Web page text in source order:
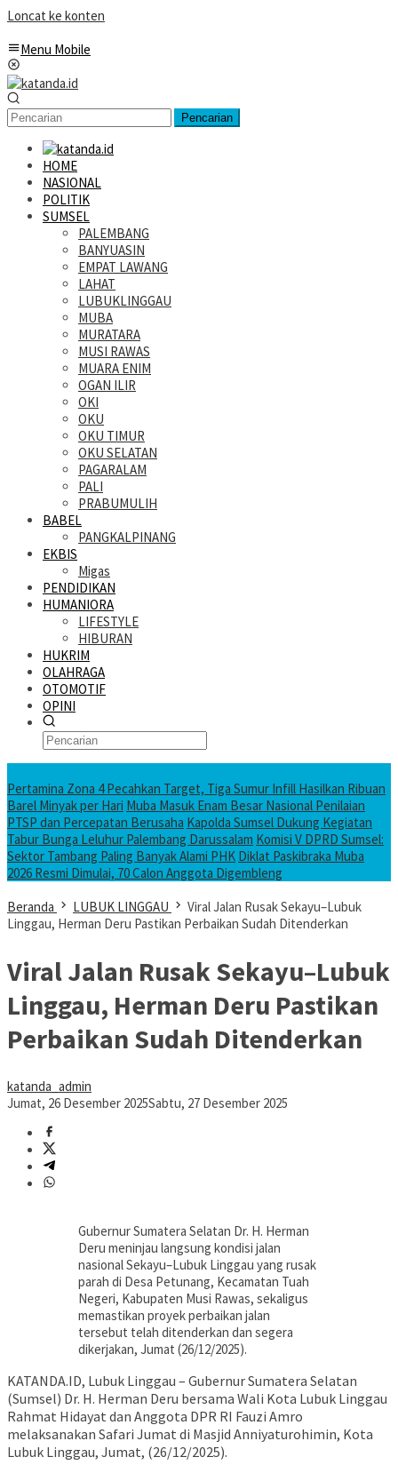
Loncat ke konten
Menu Mobile
Pencarian
HOME
NASIONAL
POLITIK
SUMSEL
PALEMBANG
BANYUASIN
EMPAT LAWANG
LAHAT
LUBUKLINGGAU
MUBA
MURATARA
MUSI RAWAS
MUARA ENIM
OGAN ILIR
OKI
OKU
OKU TIMUR
OKU SELATAN
PAGARALAM
PALI
PRABUMULIH
BABEL
PANGKALPINANG
EKBIS
Migas
PENDIDIKAN
HUMANIORA
LIFESTYLE
HIBURAN
HUKRIM
OLAHRAGA
OTOMOTIF
OPINI
Pertamina Zona 4 Pecahkan Target, Tiga Sumur Infill Hasilkan Ribuan
Barel Minyak per Hari Muba Masuk Enam Besar Nasional Penilaian
PTSP dan Percepatan Berusaha Kapolda Sumsel Dukung Kegiatan
Tabur Bunga Leluhur Palembang Darussalam Komisi V DPRD Sumsel:
Sektor Tambang Paling Banyak Alami PHK Diklat Paskibraka Muba
2026 Resmi Dimulai, 70 Calon Anggota Digembleng
Beranda
LUBUK LINGGAU
Viral Jalan Rusak Sekayu–Lubuk
Linggau, Herman Deru Pastikan Perbaikan Sudah Ditenderkan
Viral Jalan Rusak Sekayu–Lubuk
Linggau, Herman Deru Pastikan
Perbaikan Sudah Ditenderkan
katanda_admin
Jumat, 26 Desember 2025Sabtu, 27 Desember 2025
Gubernur Sumatera Selatan Dr. H. Herman
Deru meninjau langsung kondisi jalan
nasional Sekayu–Lubuk Linggau yang rusak
parah di Desa Petunang, Kecamatan Tuah
Negeri, Kabupaten Musi Rawas, sekaligus
memastikan proyek perbaikan jalan
tersebut telah ditenderkan dan segera
dikerjakan, Jumat (26/12/2025).
KATANDA.ID, Lubuk Linggau – Gubernur Sumatera Selatan
(Sumsel) Dr. H. Herman Deru bersama Wali Kota Lubuk Linggau
Rahmat Hidayat dan Anggota DPR RI Fauzi Amro
melaksanakan Safari Jumat di Masjid Anniyaturohimin, Kota
Lubuk Linggau, Jumat, (26/12/2025).